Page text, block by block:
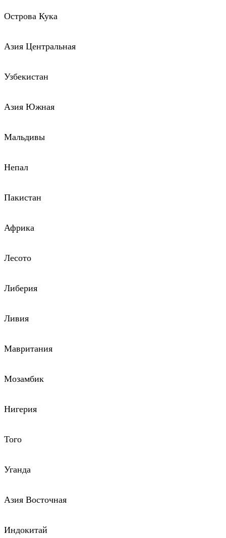
Острова Кука
Азия Центральная
Узбекистан
Азия Южная
Мальдивы
Непал
Пакистан
Африка
Лесото
Либерия
Ливия
Мавритания
Мозамбик
Нигерия
Того
Уганда
Азия Восточная
Индокитай